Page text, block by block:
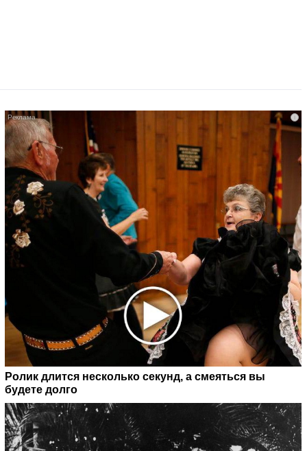
i
Ролик длится несколько секунд, а смеяться вы
будете долго